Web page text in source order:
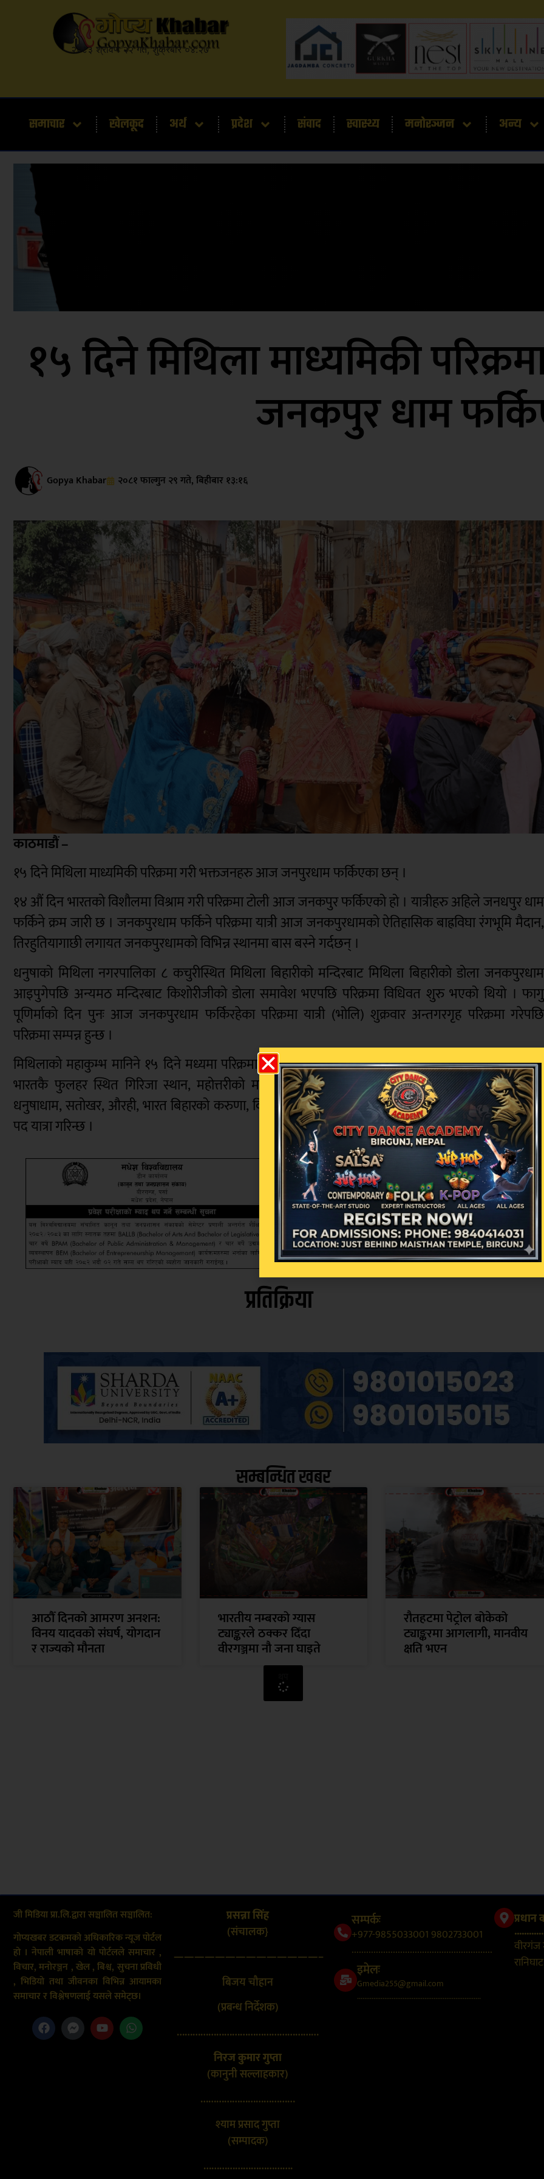
२०८३ श्रावण २२ गते, शुक्रबार ०४:२७
समाचार खेलकूद अर्थ प्रदेश संवाद स्वास्थ्य मनोरञ्जन अन्य
१५ दिने मिथिला माध्यमिकी
जनकपुर धाम
Gopya Khabar २०८१ फाल्गुन २९ गते, बिहीबार १३:१६
काठमाडौं –
१५ दिने मिथिला माध्यमिकी परिक्रमा गरी भक्तजनहरु आज जनपुरधाम फर्किएका छन् ।
१४ औं दिन भारतको विशौलमा विश्राम गरी परिक्रमा टोली आज जनकपुर फर्किएको हो । यात्रीहरु अहिले जनधपुर धाम
फर्किने क्रम जारी छ । जनकपुरधाम फर्किने परिक्रमा यात्री आज जनकपुरधामको ऐतिहासिक बाह्रविघा रंगभूमि मैदान,
तिरहुतियागाछी लगायत जनकपुरधामको विभिन्न स्थानमा बास बस्ने गर्दछन् ।
धनुषाको मिथिला नगरपालिका ८ कचुरीस्थित मिथिला बिहारीको मन्दिरबाट मिथिला बिहारीको डोला जनकपुरधाम
आइपुगेपछि अन्यमठ मन्दिरबाट किशोरीजीको डोला समावेश भएपछि परिक्रमा विधिवत शुरु भएको थियो । फागु
पूणिर्माको दिन पुनः आज जनकपुरधाम फर्किरहेका परिक्रमा यात्री (भोलि) शुक्रवार अन्तगरगृह परिक्रमा गरेपछि
परिक्रमा सम्पन्न हुन्छ ।
मिथिलाको महाकुम्भ मानिने १५ दिने मध्यमा परिक्रमा जनकपुरको हनुमान नगर, बिहारको कलना स्थित कल्यानेश्वर,
भारतकै फुलहर स्थित गिरिजा स्थान, महोत्तरीको मठिहानी, जलेश्वर, मडैई, धुव्रकुण्ड, कञ्चनवन, धनुषाको पर्वता,
धनुषाधाम, सतोखर, औरही, भारत बिहारको करुणा, विसौल र जनकपुरधामसहित १ सय ३३ किलो मिटर भू–भागको
पद यात्रा गरिन्छ ।
प्रतिक्रिया
सम्बन्धित खबर
आठौँ दिनको आमरण अनशन:
विनय यादवको संघर्ष, योगदान
र राज्यको मौनता
भारतीय नम्बरको ग्यास
ट्याङ्करले ठक्कर दिँदा
वीरगञ्जमा नौ जना घाइते
रौतहटमा पेट्रोल बोकेको
ट्याङ्करमा आगलागी, मानवीय
क्षति भएन
जी मिडिया प्रा.लि.द्वारा सञ्चालित सञ्चालित:
गोप्यखबर डटकमको अधिकारिक न्यूज पोर्टल
हो । नेपाली भाषाको यो पोर्टलले समाचार ,
विचार, मनोरञ्जन , खेल , बिश्व, सुचना प्रविधी
, भिडियो तथा जीवनका विभिन्न आयामका
समाचार र विश्लेषणलाई यसले समेट्छ।
प्रसन्ना सिंह
(संचालक}
——————————————–
बिजय चौहान
(प्रबन्ध निर्देशक)
………………………………………………
निरज कुमार गुप्ता
(कानुनी सल्लाहकार)
………………………………
श्याम प्रसाद गुप्ता
(सम्पादक)
…………………………….
सम्पर्कः
+977-9855033001 9802733001
..........................................................
इमेलः
Gmedia255@gmail.com
....................................................................
प्रधान
वीरगंज